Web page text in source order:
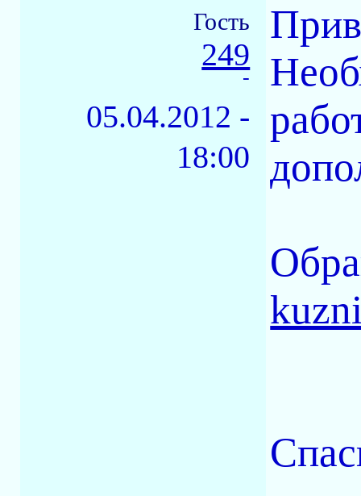
Гость
249
-
05.04.2012 -
18:00